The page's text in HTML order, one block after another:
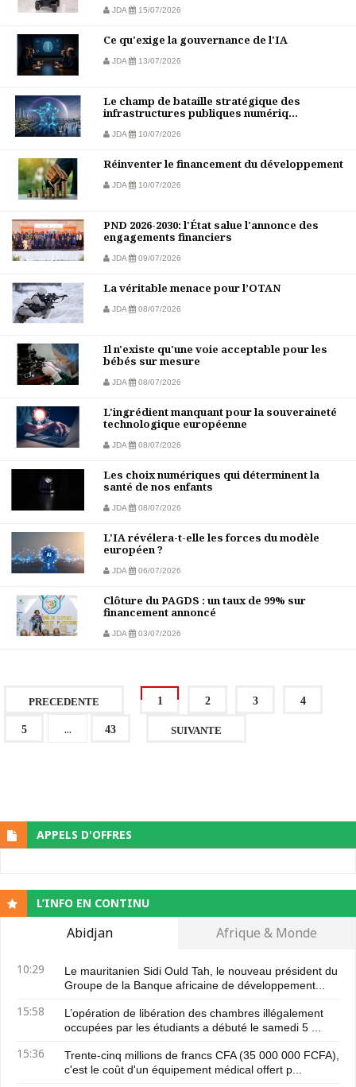
JDA 15/07/2026
Ce qu'exige la gouvernance de l'IA
JDA 13/07/2026
Le champ de bataille stratégique des
infrastructures publiques numériq...
JDA 10/07/2026
Réinventer le financement du développement
JDA 10/07/2026
PND 2026-2030: l'État salue l'annonce des
engagements financiers
JDA 09/07/2026
La véritable menace pour l’OTAN
JDA 08/07/2026
Il n'existe qu'une voie acceptable pour les
bébés sur mesure
JDA 08/07/2026
L'ingrédient manquant pour la souveraineté
technologique européenne
JDA 08/07/2026
Les choix numériques qui déterminent la
santé de nos enfants
JDA 08/07/2026
L'IA révélera-t-elle les forces du modèle
européen ?
JDA 06/07/2026
Clôture du PAGDS : un taux de 99% sur
financement annoncé
JDA 03/07/2026
PRECEDENTE 1 2 3 4
5 ... 43 SUIVANTE
APPELS D'OFFRES
L’INFO EN CONTINU
Abidjan Afrique & Monde
10:29
Le mauritanien Sidi Ould Tah, le nouveau président du
Groupe de la Banque africaine de développement...
15:58
L’opération de libération des chambres illégalement
occupées par les étudiants a débuté le samedi 5 ...
15:36
Trente-cinq millions de francs CFA (35 000 000 FCFA),
c'est le coût d'un équipement médical offert p...